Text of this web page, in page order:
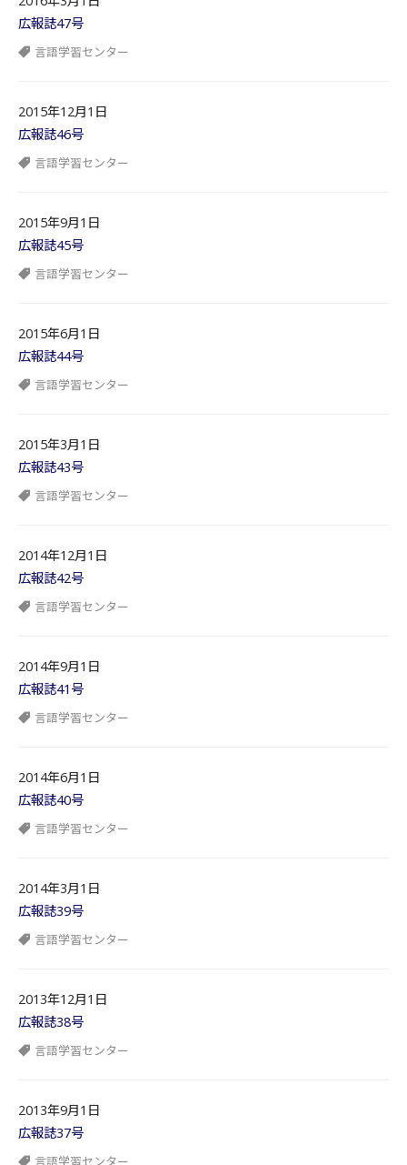
広報誌47号
言語学習センター
2015年12月1日
広報誌46号
言語学習センター
2015年9月1日
広報誌45号
言語学習センター
2015年6月1日
広報誌44号
言語学習センター
2015年3月1日
広報誌43号
言語学習センター
2014年12月1日
広報誌42号
言語学習センター
2014年9月1日
広報誌41号
言語学習センター
2014年6月1日
広報誌40号
言語学習センター
2014年3月1日
広報誌39号
言語学習センター
2013年12月1日
広報誌38号
言語学習センター
2013年9月1日
広報誌37号
言語学習センター